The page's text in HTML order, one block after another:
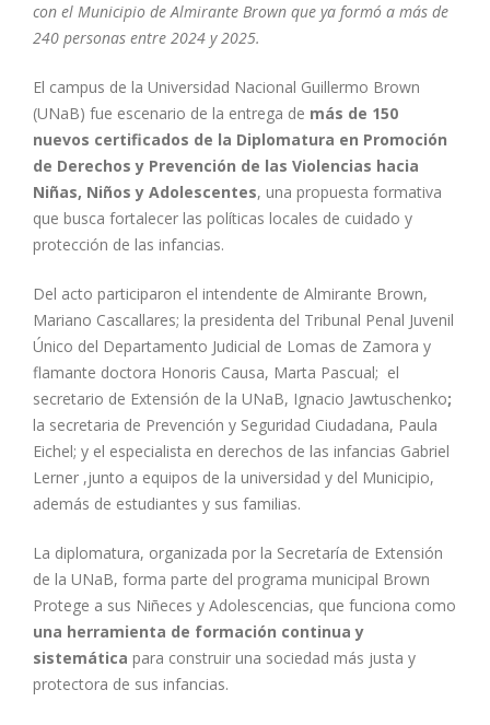
con el Municipio de Almirante Brown que ya formó a más de
240 personas entre 2024 y 2025.
El campus de la Universidad Nacional Guillermo Brown
(UNaB) fue escenario de la entrega de más de 150
nuevos certificados de la Diplomatura en Promoción
de Derechos y Prevención de las Violencias hacia
Niñas, Niños y Adolescentes, una propuesta formativa
que busca fortalecer las políticas locales de cuidado y
protección de las infancias.
Del acto participaron el intendente de Almirante Brown,
Mariano Cascallares; la presidenta del Tribunal Penal Juvenil
Único del Departamento Judicial de Lomas de Zamora y
flamante doctora Honoris Causa, Marta Pascual; el
secretario de Extensión de la UNaB, Ignacio Jawtuschenko;
la secretaria de Prevención y Seguridad Ciudadana, Paula
Eichel; y el especialista en derechos de las infancias Gabriel
Lerner ,junto a equipos de la universidad y del Municipio,
además de estudiantes y sus familias.
La diplomatura, organizada por la Secretaría de Extensión
de la UNaB, forma parte del programa municipal Brown
Protege a sus Niñeces y Adolescencias, que funciona como
una herramienta de formación continua y
sistemática para construir una sociedad más justa y
protectora de sus infancias.